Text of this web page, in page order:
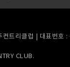
컨트리클럽 | 대표번
CLUB.